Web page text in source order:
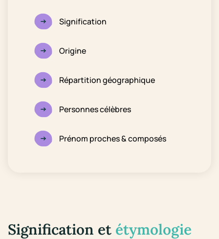
Signification
Origine
Répartition géographique
Personnes célèbres
Prénom proches & composés
Signification et étymologie